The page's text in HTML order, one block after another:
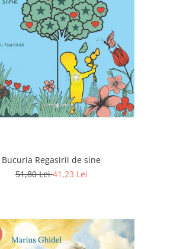
Bucuria Regasirii de sine
51,80 Lei41,23 Lei